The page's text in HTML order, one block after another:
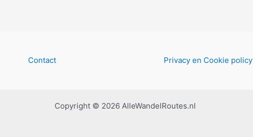
Contact Privacy en Cookie policy
Copyright © 2026 AlleWandelRoutes.nl